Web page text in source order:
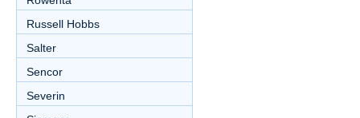
Russell Hobbs
Salter
Sencor
Severin